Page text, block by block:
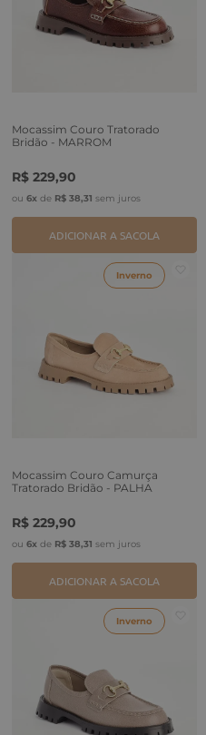
Mocassim Couro Tratorado
Bridão - MARROM
R$ 229,90
ou 6x de R$ 38,31 sem juros
ADICIONAR A SACOLA
Inverno
Mocassim Couro Camurça
Tratorado Bridão - PALHA
R$ 229,90
ou 6x de R$ 38,31 sem juros
ADICIONAR A SACOLA
Inverno